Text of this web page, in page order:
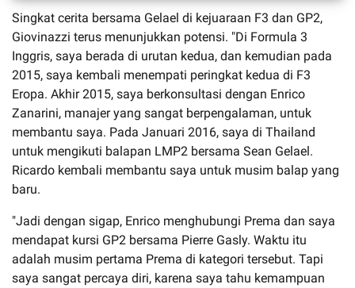
Singkat cerita bersama Gelael di kejuaraan F3 dan GP2,
Giovinazzi terus menunjukkan potensi. "Di Formula 3
Inggris, saya berada di urutan kedua, dan kemudian pada
2015, saya kembali menempati peringkat kedua di F3
Eropa. Akhir 2015, saya berkonsultasi dengan Enrico
Zanarini, manajer yang sangat berpengalaman, untuk
membantu saya. Pada Januari 2016, saya di Thailand
untuk mengikuti balapan LMP2 bersama Sean Gelael.
Ricardo kembali membantu saya untuk musim balap yang
baru.
"Jadi dengan sigap, Enrico menghubungi Prema dan saya
mendapat kursi GP2 bersama Pierre Gasly. Waktu itu
adalah musim pertama Prema di kategori tersebut. Tapi
saya sangat percaya diri, karena saya tahu kemampuan